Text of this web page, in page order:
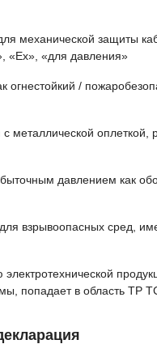
механической защиты
«Ex», «для давления»
огнестойкий /
с металлической оплеткой,
давлением как
взрывоопасных сред,
попадает в область ТР